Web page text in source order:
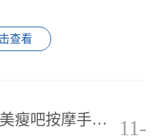
自己的例假是否会受
查看
丽减美瘦吧按摩手法放松身心快速减肥
11-